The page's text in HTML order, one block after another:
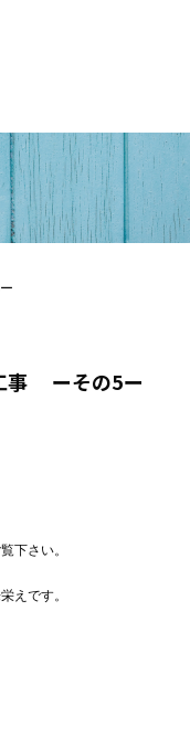
事 ーその5ー
下さい。
えです。